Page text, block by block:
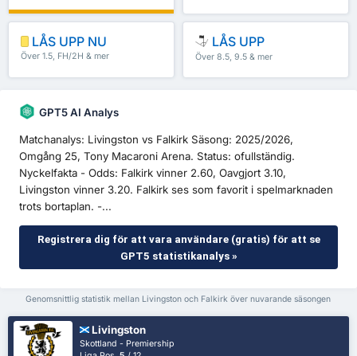
LÅS UPP NU
Över 1.5, FH/2H & mer
LÅS UPP
Över 8.5, 9.5 & mer
GPT5 AI Analys
Matchanalys: Livingston vs Falkirk Säsong: 2025/2026,
Omgång 25, Tony Macaroni Arena. Status: ofullständig.
Nyckelfakta - Odds: Falkirk vinner 2.60, Oavgjort 3.10,
Livingston vinner 3.20. Falkirk ses som favorit i spelmarknaden
trots bortaplan. -...
Registrera dig för att vara användare (gratis) för att se
GPT5 statistikanalys »
Genomsnittlig statistik mellan Livingston och Falkirk över nuvarande säsongen
Livingston
Skottland - Premiership